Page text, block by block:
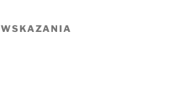
WSKAZANIA